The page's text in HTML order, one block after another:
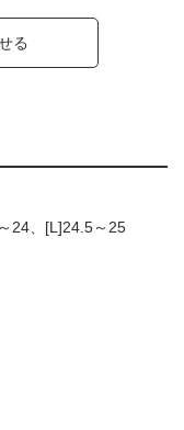
る
24、[L]24.5～25